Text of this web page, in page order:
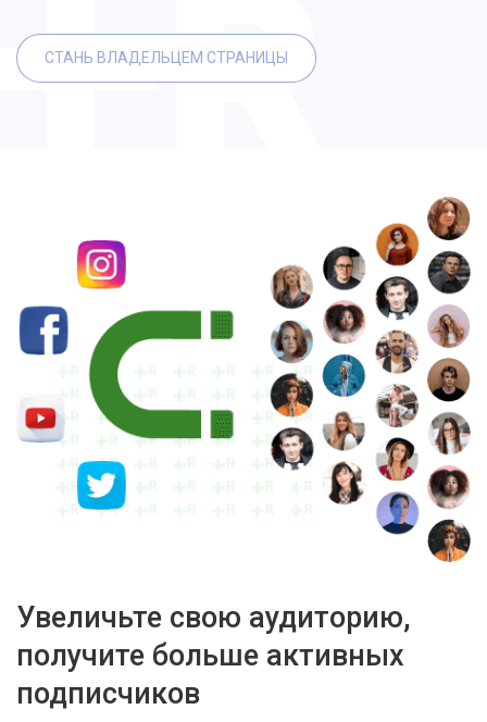
СТАНЬ ВЛАДЕЛЬЦЕМ СТРАНИЦЫ
Увеличьте свою аудиторию,
получите больше активных
подписчиков